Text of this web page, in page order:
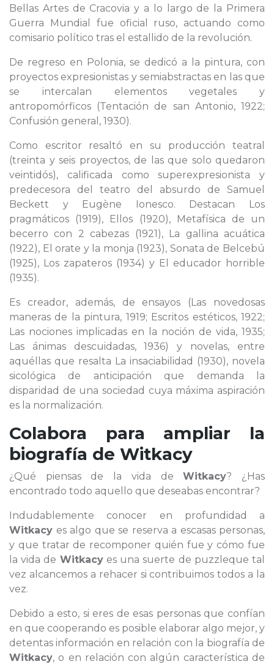
Bellas Artes de Cracovia y a lo largo de la Primera
Guerra Mundial fue oficial ruso, actuando como
comisario político tras el estallido de la revolución.
De regreso en Polonia, se dedicó a la pintura, con
proyectos expresionistas y semiabstractas en las que
se intercalan elementos vegetales y
antropomórficos (Tentación de san Antonio, 1922;
Confusión general, 1930).
Como escritor resaltó en su producción teatral
(treinta y seis proyectos, de las que solo quedaron
veintidós), calificada como superexpresionista y
predecesora del teatro del absurdo de Samuel
Beckett y Eugène Ionesco. Destacan Los
pragmáticos (1919), Ellos (1920), Metafísica de un
becerro con 2 cabezas (1921), La gallina acuática
(1922), El orate y la monja (1923), Sonata de Belcebú
(1925), Los zapateros (1934) y El educador horrible
(1935).
Es creador, además, de ensayos (Las novedosas
maneras de la pintura, 1919; Escritos estéticos, 1922;
Las nociones implicadas en la noción de vida, 1935;
Las ánimas descuidadas, 1936) y novelas, entre
aquéllas que resalta La insaciabilidad (1930), novela
sicológica de anticipación que demanda la
disparidad de una sociedad cuya máxima aspiración
es la normalización.
Colabora para ampliar la
biografía de Witkacy
¿Qué piensas de la vida deWitkacy? ¿Has
encontrado todo aquello que deseabas encontrar?
Indudablemente conocer en profundidad a
Witkacy es algo que se reserva a escasas personas,
y que tratar de recomponer quién fue y cómo fue
la vida de Witkacyes una suerte de puzzleque tal
vez alcancemos a rehacer si contribuimos todos a la
vez.
Debido a esto, si eres de esas personas que confían
en que cooperando es posible elaborar algo mejor, y
detentas información en relación con la biografía de
Witkacy, o en relación con algún característica de